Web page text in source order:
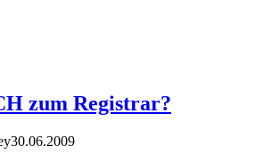
zum Registrar?
30.06.2009